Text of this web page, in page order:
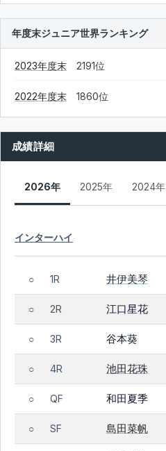
年度末ジュニア世界ランキング
2023年度末 2191位
2022年度末 1860位
成績詳細
2026年 2025年 2024年
インターハイ
○ 1R 井伊美琴
○ 2R 江口星花
○ 3R 谷本葵
○ 4R 池田花珠
○ QF 和田夏季
○ SF 島田菜帆